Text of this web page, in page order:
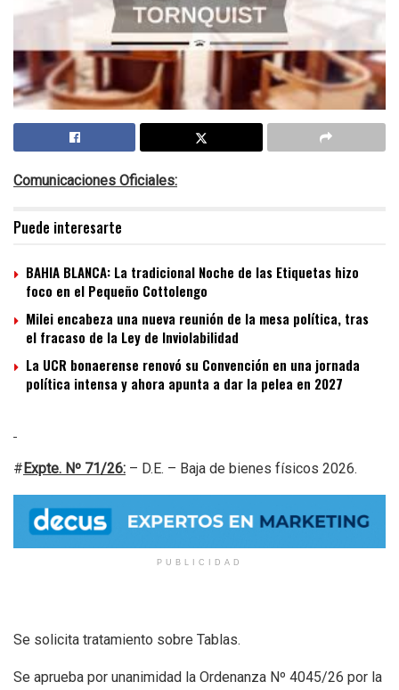
Comunicaciones Oficiales:
Puede interesarte
BAHIA BLANCA: La tradicional Noche de las Etiquetas hizo
foco en el Pequeño Cottolengo
Milei encabeza una nueva reunión de la mesa política, tras
el fracaso de la Ley de Inviolabilidad
La UCR bonaerense renovó su Convención en una jornada
política intensa y ahora apunta a dar la pelea en 2027
#Expte. Nº 71/26: – D.E. – Baja de bienes físicos 2026.
PUBLICIDAD
Se solicita tratamiento sobre Tablas.
Se aprueba por unanimidad la Ordenanza Nº 4045/26 por la